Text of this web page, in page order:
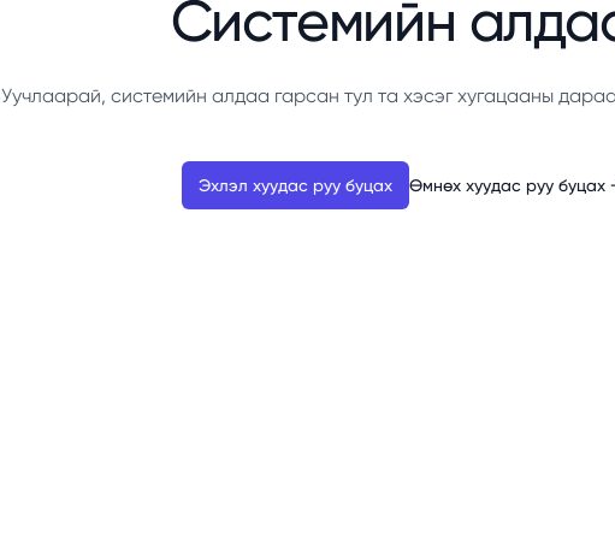
Системийн
Уучлаарай, системийн алдаа гарсан тул та хэсэг хугацааны
Эхлэл хуудас руу буцах Өмнөх хуудас руу буцах